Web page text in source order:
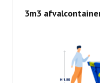
3m3